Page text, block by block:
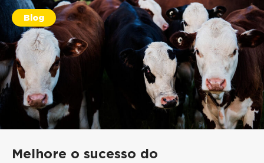
Blog
Melhore o sucesso do